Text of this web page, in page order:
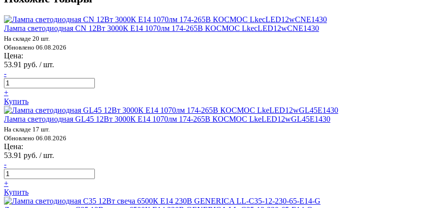
Лампа светодиодная CN 12Вт 3000К E14 1070лм 174-265В КОСМОС LkecLED12wCNE1430
На складе 20 шт.
Обновлено 06.08.2026
Цена:
53.91 руб. / шт.
-
+
Купить
Лампа светодиодная GL45 12Вт 3000К E14 1070лм 174-265В КОСМОС LkeLED12wGL45E1430
На складе 17 шт.
Обновлено 06.08.2026
Цена:
53.91 руб. / шт.
-
+
Купить